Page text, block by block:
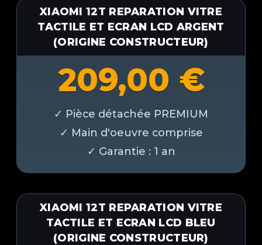
XIAOMI 12T REPARATION VITRE
TACTILE ET ECRAN LCD ARGENT
(ORIGINE CONSTRUCTEUR)
209,00 €
XIAOMI 12T REPARATION VITRE
TACTILE ET ECRAN LCD BLEU
(ORIGINE CONSTRUCTEUR)